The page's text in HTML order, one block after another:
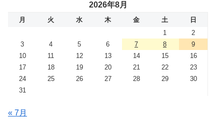
2026年8月
月 火 水 木 金 土
日
1
2
3
4 5 6 7 8
9
10
11 12 13 14 15
16
17
18 19 20 21 22
23
24
25 26 27 28 29
30
31
« 7月